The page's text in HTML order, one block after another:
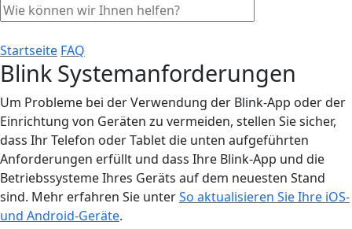
Startseite FAQ
Blink Systemanforderungen
Um Probleme bei der Verwendung der Blink-App oder der
Einrichtung von Geräten zu vermeiden, stellen Sie sicher,
dass Ihr Telefon oder Tablet die unten aufgeführten
Anforderungen erfüllt und dass Ihre Blink-App und die
Betriebssysteme Ihres Geräts auf dem neuesten Stand
sind. Mehr erfahren Sie unterSo aktualisieren Sie Ihre iOS-
und Android-Geräte.